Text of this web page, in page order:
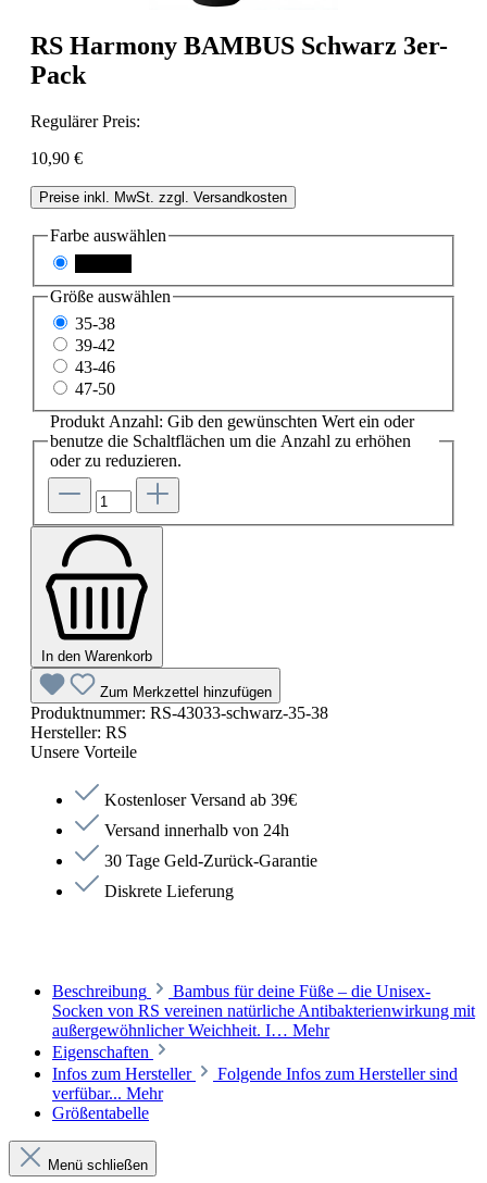
RS Harmony BAMBUS Schwarz 3er-
Pack
Regulärer Preis:
10,90 €
Preise inkl. MwSt. zzgl. Versandkosten
Farbe auswählen
Größe auswählen
35-38
39-42
43-46
47-50
Produkt Anzahl: Gib den gewünschten Wert ein oder
benutze die Schaltflächen um die Anzahl zu erhöhen
oder zu reduzieren.
In den Warenkorb
Zum Merkzettel hinzufügen
Produktnummer: RS-43033-schwarz-35-38
Hersteller: RS
Unsere Vorteile
Kostenloser Versand ab 39€
Versand innerhalb von 24h
30 Tage Geld-Zurück-Garantie
Diskrete Lieferung
Beschreibung
Bambus für deine Füße – die Unisex-
Socken von RS vereinen natürliche Antibakterienwirkung mit
außergewöhnlicher Weichheit. I… Mehr
Eigenschaften
Infos zum Hersteller
Folgende Infos zum Hersteller sind
verfübar... Mehr
Größentabelle
Menü schließen